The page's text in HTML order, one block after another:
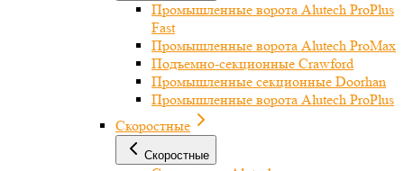
Промышленные ворота Alutech ProPlus
Fast
Промышленные ворота Alutech ProMax
Подъемно-секционные Crawford
Промышленные секционные Doorhan
Промышленные ворота Alutech ProPlus
Скоростные
Скоростные